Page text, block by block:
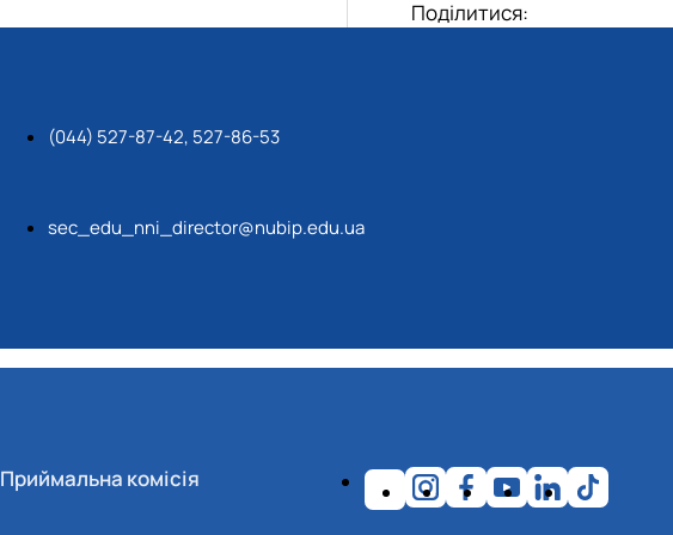
Поділитися:
(044) 527-87-42, 527-86-53
sec_edu_nni_director@nubip.edu.ua
Приймальна комісія